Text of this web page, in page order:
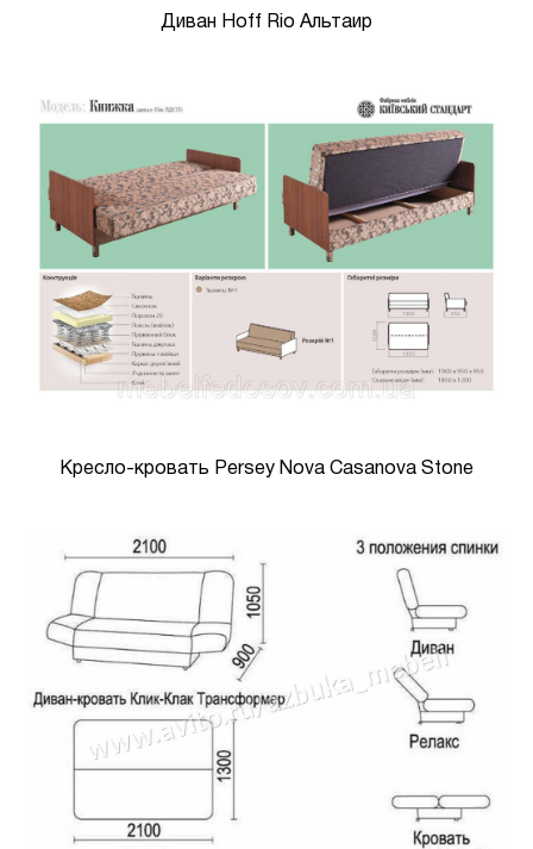
Диван Hoff Rio Альтаир
Кресло-кровать Persey Nova Casanova Stone